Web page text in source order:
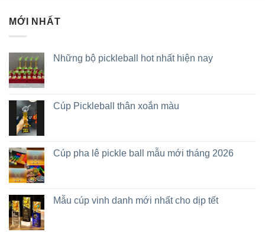
MỚI NHẤT
Những bộ pickleball hot nhất hiện nay
Cúp Pickleball thân xoắn màu
Cúp pha lê pickle ball mẫu mới tháng 2026
Mẫu cúp vinh danh mới nhất cho dịp tết